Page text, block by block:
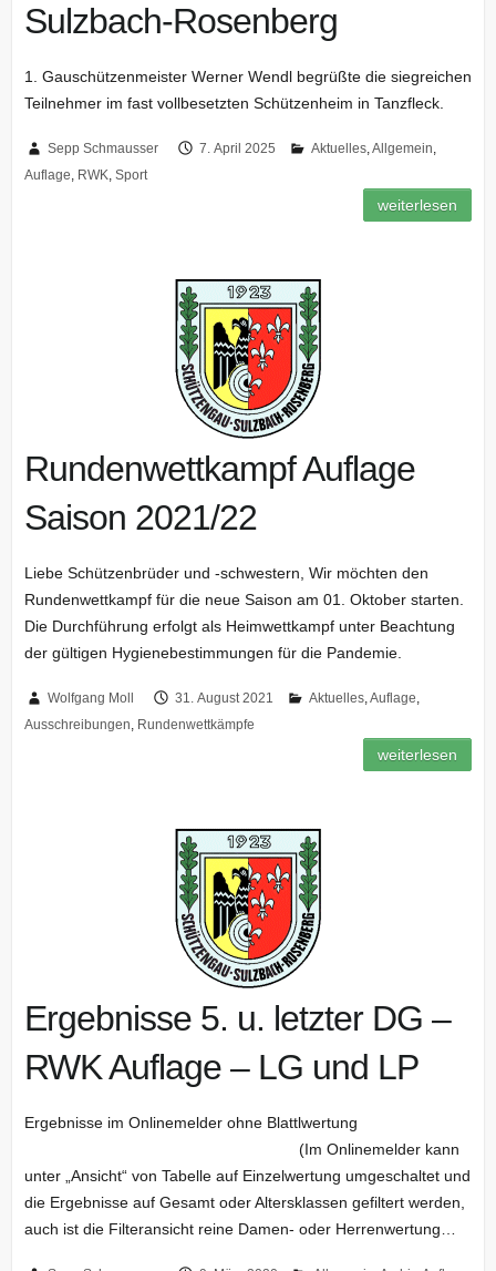
Sulzbach-Rosenberg
1. Gauschützenmeister Werner Wendl begrüßte die siegreichen
Teilnehmer im fast vollbesetzten Schützenheim in Tanzfleck.
Sepp Schmausser 7. April 2025 Aktuelles,Allgemein,
Auflage, RWK, Sport
weiterlesen
Rundenwettkampf Auflage
Saison 2021/22
Liebe Schützenbrüder und -schwestern, Wir möchten den
Rundenwettkampf für die neue Saison am 01. Oktober starten.
Die Durchführung erfolgt als Heimwettkampf unter Beachtung
der gültigen Hygienebestimmungen für die Pandemie.
Wolfgang Moll 31. August 2021 Aktuelles,Auflage,
Ausschreibungen, Rundenwettkämpfe
weiterlesen
Ergebnisse 5. u. letzter DG –
RWK Auflage – LG und LP
Ergebnisse im Onlinemelder ohne Blattlwertung
(Im Onlinemelder kann
unter „Ansicht“ von Tabelle auf Einzelwertung umgeschaltet und
die Ergebnisse auf Gesamt oder Altersklassen gefiltert werden,
auch ist die Filteransicht reine Damen- oder Herrenwertung…